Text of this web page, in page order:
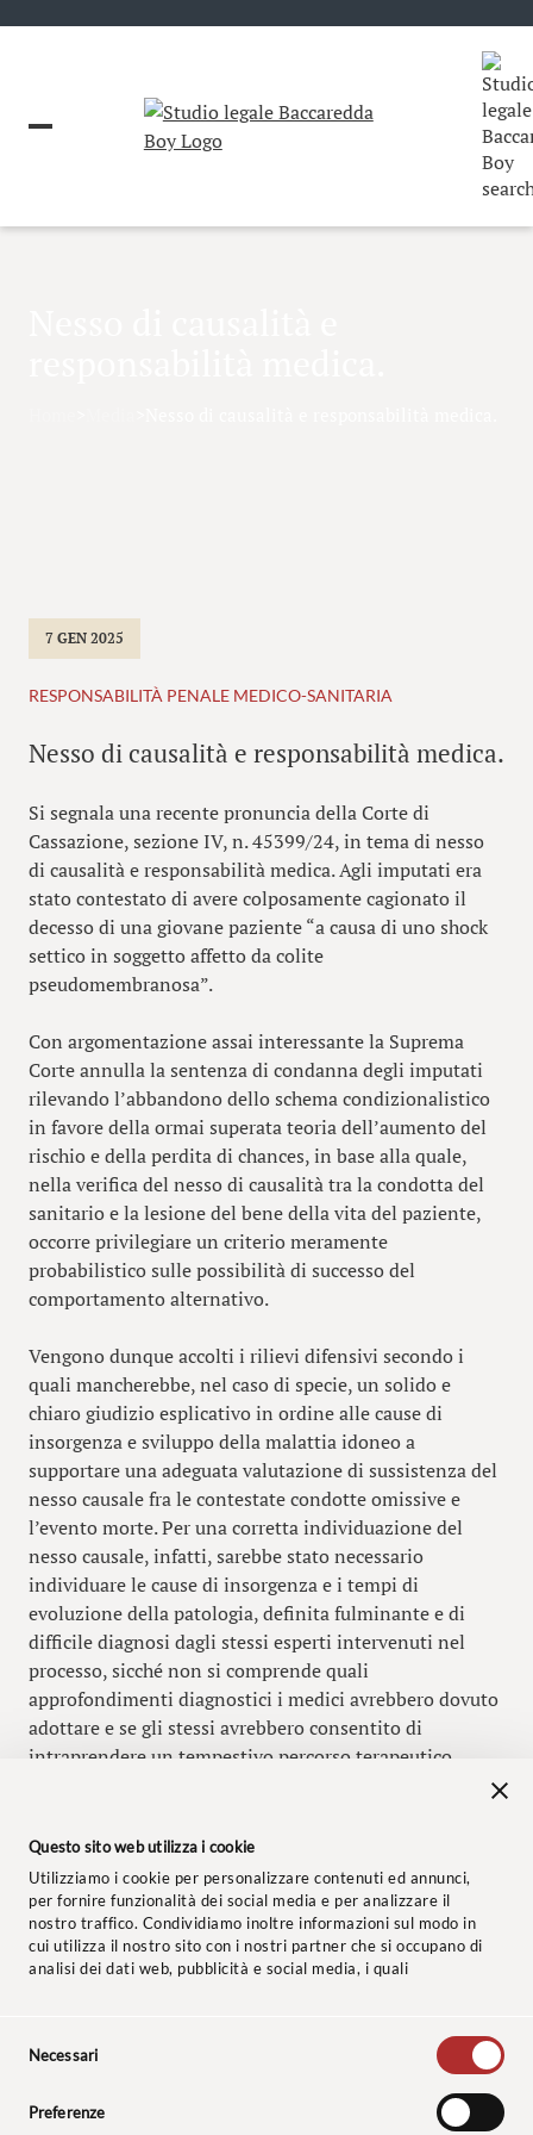
Questo sito web utilizza i cookie
Utilizziamo i cookie per personalizzare contenuti ed annunci,
per fornire funzionalità dei social media e per analizzare il
nostro traffico. Condividiamo inoltre informazioni sul modo in
cui utilizza il nostro sito con i nostri partner che si occupano di
analisi dei dati web, pubblicità e social media, i quali
Necessari
Preferenze
7 GEN 2025
RESPONSABILITÀ PENALE MEDICO-SANITARIA
Nesso di causalità e responsabilità medica.
Si segnala una recente pronuncia della Corte di
Cassazione, sezione IV, n. 45399/24, in tema di nesso
di causalità e responsabilità medica. Agli imputati era
stato contestato di avere colposamente cagionato il
decesso di una giovane paziente “a causa di uno shock
settico in soggetto affetto da colite
pseudomembranosa”.
Con argomentazione assai interessante la Suprema
Corte annulla la sentenza di condanna degli imputati
rilevando l’abbandono dello schema condizionalistico
in favore della ormai superata teoria dell’aumento del
rischio e della perdita di chances, in base alla quale,
nella verifica del nesso di causalità tra la condotta del
sanitario e la lesione del bene della vita del paziente,
occorre privilegiare un criterio meramente
probabilistico sulle possibilità di successo del
comportamento alternativo.
Vengono dunque accolti i rilievi difensivi secondo i
quali mancherebbe, nel caso di specie, un solido e
chiaro giudizio esplicativo in ordine alle cause di
insorgenza e sviluppo della malattia idoneo a
supportare una adeguata valutazione di sussistenza del
nesso causale fra le contestate condotte omissive e
l’evento morte. Per una corretta individuazione del
nesso causale, infatti, sarebbe stato necessario
individuare le cause di insorgenza e i tempi di
evoluzione della patologia, definita fulminante e di
difficile diagnosi dagli stessi esperti intervenuti nel
processo, sicché non si comprende quali
approfondimenti diagnostici i medici avrebbero dovuto
adottare e se gli stessi avrebbero consentito di
intraprendere un tempestivo percorso terapeutico
Segnalazione a cura dell’avv.Marco Farinella
© 2024 Studio Legale Baccaredda Boy. Tutti i diritti riservati.
Codice
Etico–Polizza Assicurativa